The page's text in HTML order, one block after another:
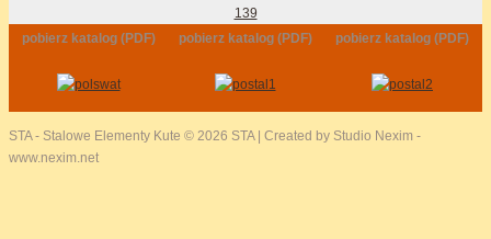
139
pobierz katalog (PDF)
pobierz katalog (PDF) pobierz katalog (PDF)
STA - Stalowe Elementy Kute © 2026 STA | Created by Studio Nexim -
www.nexim.net